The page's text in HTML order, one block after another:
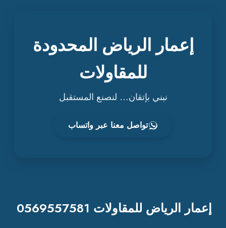
إعمار الرياض المحدودة
للمقاولات
نبني بإتقان… لنصنع المستقبل
تواصل معنا عبر واتساب
إعمار الرياض للمقاولات 0569557581